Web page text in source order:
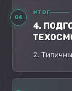
04
ИТОГ
4.
2.